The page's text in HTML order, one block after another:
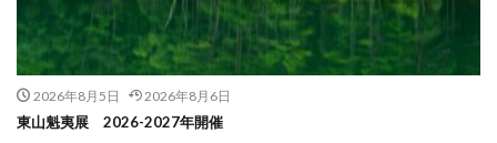
2026年8月5日 2026年8月6日
東山魁夷展 2026-2027年開催